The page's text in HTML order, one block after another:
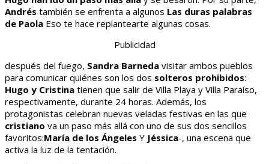
Andrés también se enfrenta a algunos Las duras palabras
de Paola Eso te hace replantearte algunas cosas.
Publicidad
después del fuego, Sandra Barneda visitar ambos pueblos
para comunicar quiénes son los dos solteros prohibidos:
Hugo y Cristina tienen que salir de Villa Playa y Villa Paraíso,
respectivamente, durante 24 horas. Además, los
protagonistas celebran nuevas veladas festivas en las que
cristiano va un paso más allá con uno de sus dos sencillos
favoritos:María de los Ángeles Y Jéssica-, una escena que
activa la luz de la tentación.